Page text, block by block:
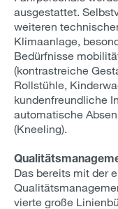
ausgestattet.
weiteren
Klimaanlage,
Bedürfnisse
(kontrastreiche
Rollstühle,
kundenfreundliche
automatische
(Kneeling).
Das bereits mit der
vierte große